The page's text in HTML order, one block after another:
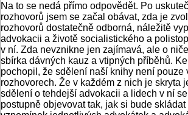
Na to se nedá přímo odpovědět. Po
rozhovorů jsem se začal obávat, zda je
rozhovorů dostatečně odborná, náležitě
advokacii a životě socialistického a
v ní. Zda nevznikne jen zajímavá, ale o
sbírka dávných kauz a vtipných příběhů.
pochopil, že sdělení naší knihy není pouze
rozhovorech. Že v každém z nich je skryta
sdělení o tehdejší advokacii a lidech v ní
postupně objevovat tak, jak si bude